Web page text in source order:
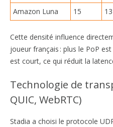
Amazon Luna 15 13
Cette densité influence
joueur français : plus le PoP
est court, ce qui réduit la
Technologie de
QUIC, WebRTC)
Stadia a choisi le protocole